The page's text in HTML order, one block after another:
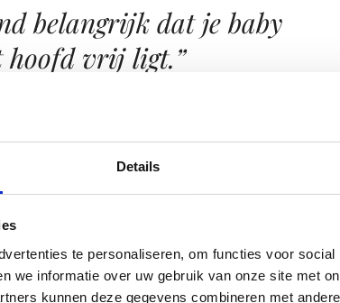
Details
te personaliseren, om functies voor social
we informatie over uw gebruik van onze site met
kunnen deze gegevens combineren met
belangrijk dat je baby
hoofd vrij ligt.”
rug slapen
met het hoofd vrij ligt en niets het ademen in de
jaar leg je tijdens de slaapjes overdag en tijdens
ook niet op zijn of haar zij, want de kans is dan
zelf de keuze maken of het op de buik of rug
wiegje, een bedje of een co-